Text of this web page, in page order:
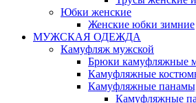
Юбки женские
Женские юбки зимние
МУЖСКАЯ ОДЕЖДА
Камуфляж мужской
Брюки камуфляжные
Камуфляжные
Камуфляжные
Камуфляжные